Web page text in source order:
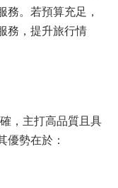
務。若預算充足，
務，提升旅行情
，主打高品質且具
優勢在於：